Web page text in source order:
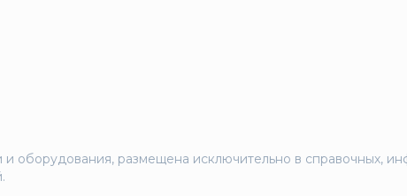
оборудования, размещена исключительно в справочных,